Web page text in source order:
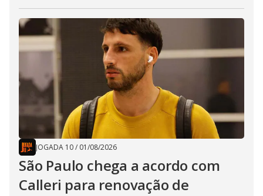
JOGADA 10/ 01/08/2026
São Paulo chega a acordo com
Calleri para renovação de